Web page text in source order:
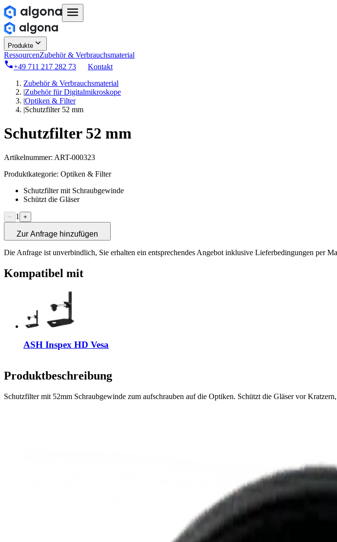
Produkte
RessourcenZubehör & Verbrauchsmaterial
+49 711 217 282 73
Kontakt
Zubehör & Verbrauchsmaterial
|Zubehör für Digitalmikroskope
|Optiken & Filter
|Schutzfilter 52 mm
Schutzfilter 52 mm
Artikelnummer: ART-000323
Produktkategorie: Optiken & Filter
Schutzfilter mit Schraubgewinde
Schützt die Gläser
− 1 +
Zur Anfrage hinzufügen
Die Anfrage ist unverbindlich, Sie erhalten ein entsprechendes Angebot inklusive Lieferbedingungen per
Kompatibel mit
ASH Inspex HD Vesa
Produktbeschreibung
Schutzfilter mit 52mm Schraubgewinde zum aufschrauben auf die Optiken. Schützt die Gläser vor